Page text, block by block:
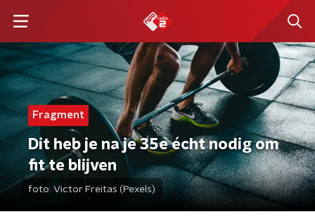
Fragment
Dit heb je na je 35e écht nodig om
fit te blijven
foto: Victor Freitas (Pexels)